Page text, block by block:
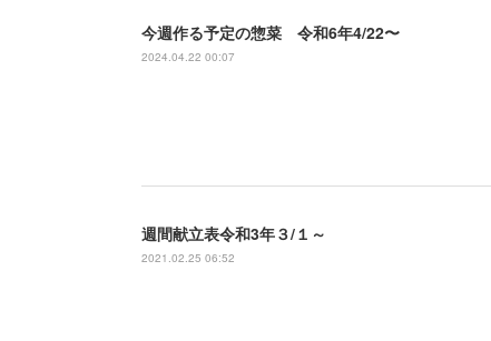
今週作る予定の惣菜 令和6年4/22〜
2024.04.22 00:07
週間献立表令和3年３/１～
2021.02.25 06:52